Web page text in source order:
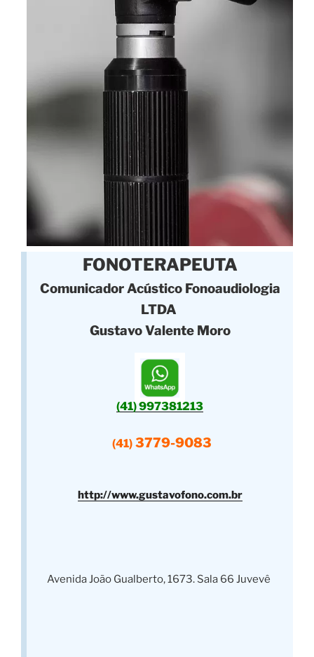
FONOTERAPEUTA
Comunicador Acústico Fonoaudiologia
LTDA
Gustavo Valente Moro
(41) 997381213
(41) 3779-9083
http://www.gustavofono.com.br
Avenida João Gualberto, 1673. Sala 66 Juvevê